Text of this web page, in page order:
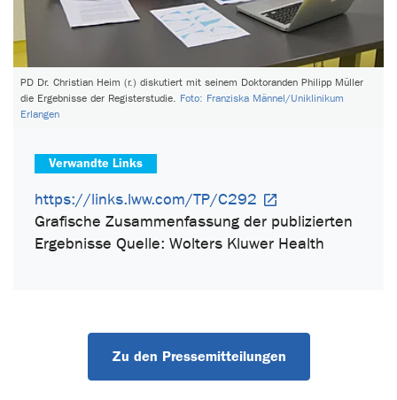
PD Dr. Christian Heim (r.) diskutiert mit seinem Doktoranden Philipp Müller
die Ergebnisse der Registerstudie. Foto: Franziska Männel/Uniklinikum
Erlangen
Verwandte Links
https://links.lww.com/TP/C292
Grafische Zusammenfassung der publizierten
Ergebnisse Quelle: Wolters Kluwer Health
Zu den Pressemitteilungen